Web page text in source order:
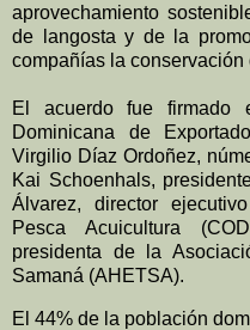
aprovechamiento
de langosta y de la
compañías la conservación
El acuerdo fue
Dominicana de
Virgilio Díaz Ordoñez,
Kai Schoenhals,
Álvarez, director
Pesca Acuicultura
presidenta de la
Samaná (AHETSA).
El 44% de la población